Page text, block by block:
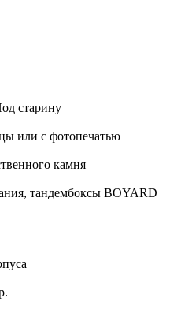
старину
или с фотопечатью
камня
тандембоксы BOYARD